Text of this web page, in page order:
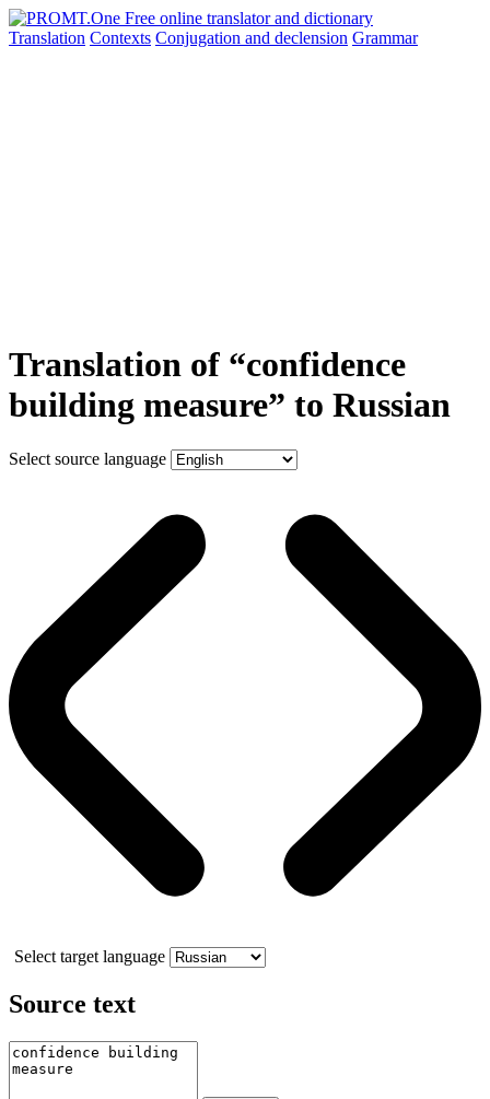
Translation Contexts Conjugation and declension Grammar
Translation of “confidence
building measure” to Russian
Select source language
Select target language
Source text